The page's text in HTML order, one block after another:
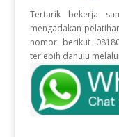
Tertarik bekerja
mengadakan
nomor berikut
terlebih dahulu